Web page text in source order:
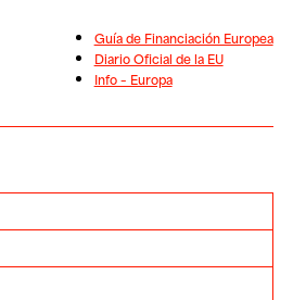
Guía de Financiación Europea
Diario Oficial de la EU
Info – Europa